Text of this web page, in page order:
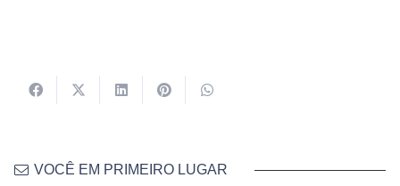
VOCÊ EM PRIMEIRO LUGAR